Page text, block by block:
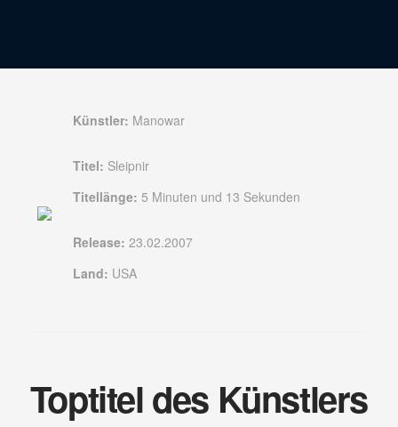
Künstler: Manowar
Titel: Sleipnir
Titellänge: 5 Minuten und 13 Sekunden
Release: 23.02.2007
Land: USA
Toptitel des Künstlers